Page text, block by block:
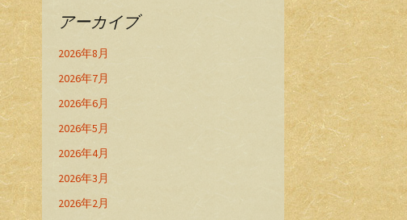
アーカイブ
2026年8月
2026年7月
2026年6月
2026年5月
2026年4月
2026年3月
2026年2月